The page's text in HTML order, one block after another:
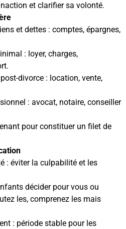
et clarifier sa volonté.
et dettes : comptes, épargnes,
: loyer, charges,
divorce : location, vente,
: avocat, notaire, conseiller
pour constituer un filet de
: éviter la culpabilité et les
décider pour vous ou
les, comprenez les mais
: période stable pour les